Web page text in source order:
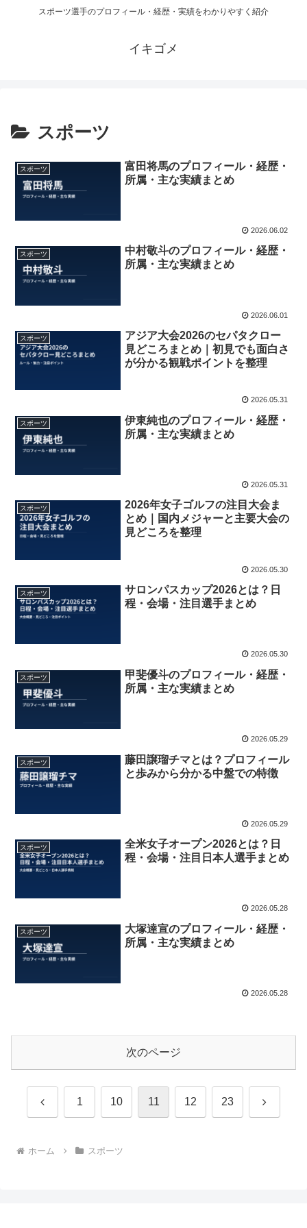
スポーツ選手のプロフィール・経歴・実績をわかりやすく紹介
イキゴメ
スポーツ
スポーツ
富田将馬のプロフィール・経歴・
所属・主な実績まとめ
2026.06.02
スポーツ
中村敬斗のプロフィール・経歴・
所属・主な実績まとめ
2026.06.01
スポーツ
アジア大会2026のセパタクロー
見どころまとめ｜初見でも面白さ
が分かる観戦ポイントを整理
2026.05.31
スポーツ
伊東純也のプロフィール・経歴・
所属・主な実績まとめ
2026.05.31
スポーツ
2026年女子ゴルフの注目大会ま
とめ｜国内メジャーと主要大会の
見どころを整理
2026.05.30
スポーツ
サロンパスカップ2026とは？日
程・会場・注目選手まとめ
2026.05.30
スポーツ
甲斐優斗のプロフィール・経歴・
所属・主な実績まとめ
2026.05.29
スポーツ
藤田譲瑠チマとは？プロフィール
と歩みから分かる中盤での特徴
2026.05.29
スポーツ
全米女子オープン2026とは？日
程・会場・注目日本人選手まとめ
2026.05.28
スポーツ
大塚達宣のプロフィール・経歴・
所属・主な実績まとめ
2026.05.28
次のページ
前 1 10 11 12 23 次
ホーム スポーツ